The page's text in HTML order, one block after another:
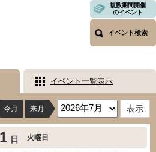
複数期間開催
のイベント
イベント検索
イベント一覧表示
今月 来月
日 火曜日